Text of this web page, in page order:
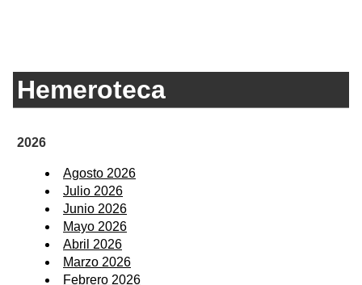
Hemeroteca
2026
Agosto 2026
Julio 2026
Junio 2026
Mayo 2026
Abril 2026
Marzo 2026
Febrero 2026